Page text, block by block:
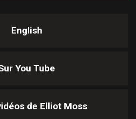
English
You Tube
de Elliot Moss